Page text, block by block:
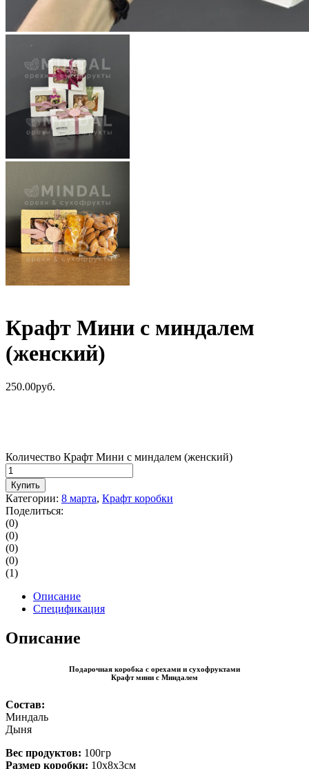
Крафт Мини с миндалем
(женский)
250.00руб.
Количество Крафт Мини с миндалем (женский)
Купить
Категории: 8 марта, Крафт коробки
Поделиться:
(0)
(0)
(0)
(0)
(1)
Описание
Спецификация
Описание
Подарочная коробка с орехами и сухофруктами
Крафт мини с Миндалем
Состав:
Миндаль
Дыня
Вес продуктов: 100гр
Размер коробки: 10х8х3см